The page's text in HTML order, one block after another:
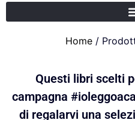
Home/
Questi libri scelti
campagna
di regalarvi una